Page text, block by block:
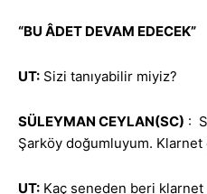
“BU ÂDET DEVAM EDECEK”
UT: Sizi tanıyabilir miyiz?
SÜLEYMAN CEYLAN(SC) :
Şarköy doğumluyum. Klarnet
UT: Kaç seneden beri klarnet